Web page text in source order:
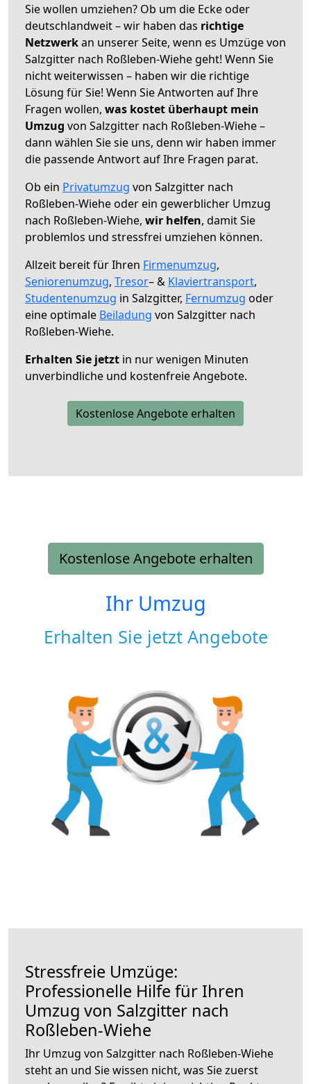
Sie wollen umziehen? Ob um die Ecke oder
deutschlandweit – wir haben das richtige
Netzwerkan unserer Seite, wenn es Umzüge von
Salzgitter nach Roßleben-Wiehe geht! Wenn Sie
nicht weiterwissen – haben wir die richtige
Lösung für Sie! Wenn Sie Antworten auf Ihre
Fragen wollen, was kostet überhaupt mein
Umzug von Salzgitter nach Roßleben-Wiehe –
dann wählen Sie sie uns, denn wir haben immer
die passende Antwort auf Ihre Fragen parat.
Ob ein Privatumzug von Salzgitter nach
Roßleben-Wiehe oder ein gewerblicher Umzug
nach Roßleben-Wiehe, wir helfen, damit Sie
problemlos und stressfrei umziehen können.
Allzeit bereit für Ihren Firmenumzug,
Seniorenumzug, Tresor– & Klaviertransport,
Studentenumzug in Salzgitter, Fernumzug oder
eine optimale Beiladung von Salzgitter nach
Roßleben-Wiehe.
Erhalten Sie jetzt in nur wenigen Minuten
unverbindliche und kostenfreie Angebote.
Kostenlose Angebote erhalten
Kostenlose Angebote erhalten
Ihr Umzug
Erhalten Sie jetzt Angebote
Stressfreie Umzüge:
Professionelle Hilfe für Ihren
Umzug von Salzgitter nach
Roßleben-Wiehe
Ihr Umzug von Salzgitter nach Roßleben-Wiehe
steht an und Sie wissen nicht, was Sie zuerst